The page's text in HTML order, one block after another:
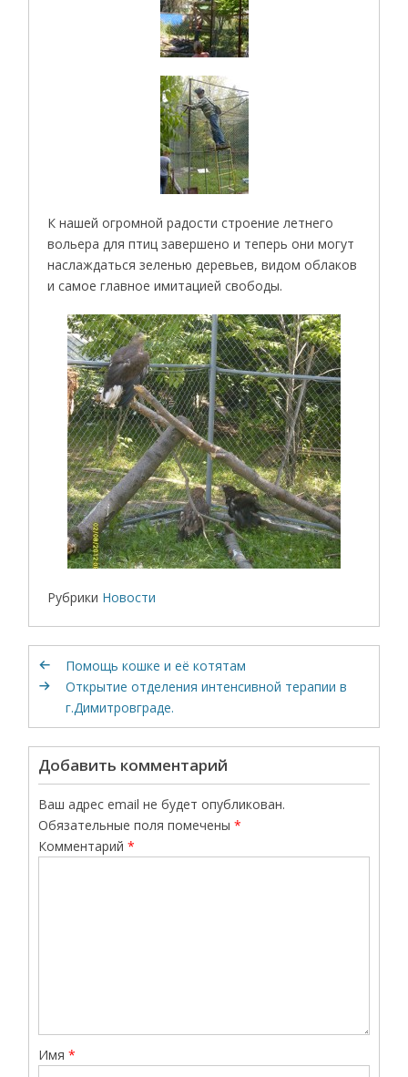
К нашей огромной радости строение летнего
вольера для птиц завершено и теперь они могут
наслаждаться зеленью деревьев, видом облаков
и самое главное имитацией свободы.
Рубрики Новости
Помощь кошке и её котятам
Открытие отделения интенсивной терапии в
г.Димитровграде.
Добавить комментарий
Ваш адрес email не будет опубликован.
Обязательные поля помечены*
Комментарий*
Имя*